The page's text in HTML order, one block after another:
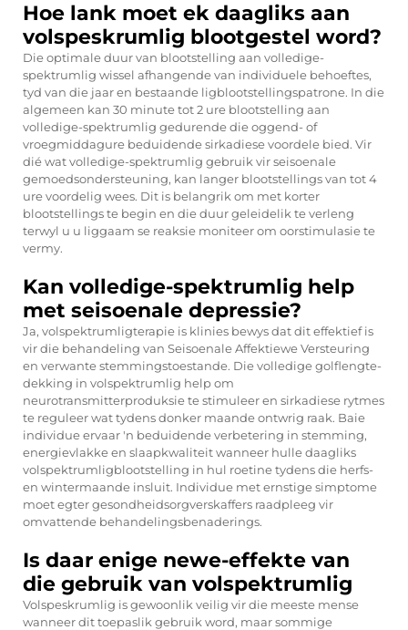
Hoe lank moet ek daagliks aan
volspeskrumlig blootgestel word?
Die optimale duur van blootstelling aan volledige-
spektrumlig wissel afhangende van individuele behoeftes,
tyd van die jaar en bestaande ligblootstellingspatrone. In die
algemeen kan 30 minute tot 2 ure blootstelling aan
volledige-spektrumlig gedurende die oggend- of
vroegmiddagure beduidende sirkadiese voordele bied. Vir
dié wat volledige-spektrumlig gebruik vir seisoenale
gemoedsondersteuning, kan langer blootstellings van tot 4
ure voordelig wees. Dit is belangrik om met korter
blootstellings te begin en die duur geleidelik te verleng
terwyl u u liggaam se reaksie moniteer om oorstimulasie te
vermy.
Kan volledige-spektrumlig help
met seisoenale depressie?
Ja, volspektrumligterapie is klinies bewys dat dit effektief is
vir die behandeling van Seisoenale Affektiewe Versteuring
en verwante stemmingstoestande. Die volledige golflengte-
dekking in volspektrumlig help om
neurotransmitterproduksie te stimuleer en sirkadiese rytmes
te reguleer wat tydens donker maande ontwrig raak. Baie
individue ervaar 'n beduidende verbetering in stemming,
energievlakke en slaapkwaliteit wanneer hulle daagliks
volspektrumligblootstelling in hul roetine tydens die herfs-
en wintermaande insluit. Individue met ernstige simptome
moet egter gesondheidsorgverskaffers raadpleeg vir
omvattende behandelingsbenaderings.
Is daar enige newe-effekte van
die gebruik van volspektrumlig
Volspeskrumlig is gewoonlik veilig vir die meeste mense
wanneer dit toepaslik gebruik word, maar sommige